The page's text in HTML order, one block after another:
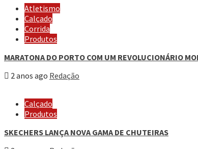
Atletismo
Calçado
Corrida
Produtos
MARATONA DO PORTO COM UM REVOLUCIONÁRIO
2 anos ago Redação
Calçado
Produtos
SKECHERS LANÇA NOVA GAMA DE CHUTEIRAS